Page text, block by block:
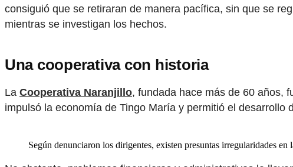
consiguió que se retiraran de manera pacífica, sin que se
mientras se investigan los hechos.
Una cooperativa con historia
La Cooperativa Naranjillo, fundada hace más de 60 años,
impulsó la economía de Tingo María y permitió el desarrollo
Según denunciaron los dirigentes, existen presuntas irregularidades